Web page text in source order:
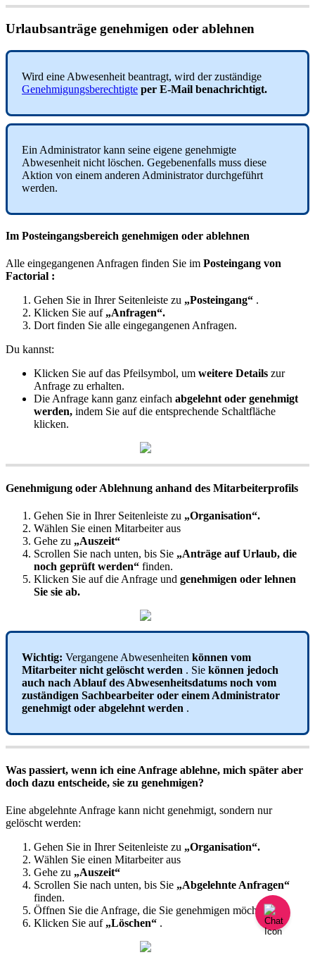
Urlaubsanträge genehmigen oder ablehnen
Wird eine Abwesenheit beantragt, wird der zuständige
Genehmigungsberechtigte per E-Mail benachrichtigt.
Ein Administrator kann seine eigene genehmigte
Abwesenheit nicht löschen. Gegebenenfalls muss diese
Aktion von einem anderen Administrator durchgeführt
werden.
Im Posteingangsbereich genehmigen oder ablehnen
Alle eingegangenen Anfragen finden Sie im Posteingang von
Factorial :
Gehen Sie in Ihrer Seitenleiste zu „Posteingang“ .
Klicken Sie auf „Anfragen“.
Dort finden Sie alle eingegangenen Anfragen.
Du kannst:
Klicken Sie auf das Pfeilsymbol, um weitere Details zur
Anfrage zu erhalten.
Die Anfrage kann ganz einfach abgelehnt oder genehmigt
werden, indem Sie auf die entsprechende Schaltfläche
klicken.
Genehmigung oder Ablehnung anhand des Mitarbeiterprofils
Gehen Sie in Ihrer Seitenleiste zu „Organisation“.
Wählen Sie einen Mitarbeiter aus
Gehe zu „Auszeit“
Scrollen Sie nach unten, bis Sie „Anträge auf Urlaub, die
noch geprüft werden“ finden.
Klicken Sie auf die Anfrage und genehmigen oder lehnen
Sie sie ab.
Wichtig: Vergangene Abwesenheiten können vom
Mitarbeiter nicht gelöscht werden . Sie können jedoch
auch nach Ablauf des Abwesenheitsdatums noch vom
zuständigen Sachbearbeiter oder einem Administrator
genehmigt oder abgelehnt werden .
Was passiert, wenn ich eine Anfrage ablehne, mich später aber
doch dazu entscheide, sie zu genehmigen?
Eine abgelehnte Anfrage kann nicht genehmigt, sondern nur
gelöscht werden:
Gehen Sie in Ihrer Seitenleiste zu „Organisation“.
Wählen Sie einen Mitarbeiter aus
Gehe zu „Auszeit“
Scrollen Sie nach unten, bis Sie „Abgelehnte Anfragen“
finden.
Öffnen Sie die Anfrage, die Sie genehmigen möchten.
Klicken Sie auf „Löschen“ .